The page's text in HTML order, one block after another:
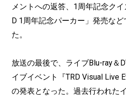
メントへの返答、1周年記念ク
D 1周年記念パーカー」発売な
た。
放送の最後で、ライブBlu-ray＆
イブイベント『TRD Visual Live
の発表となった。過去行われた